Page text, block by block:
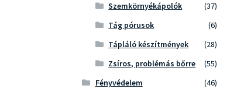
Szemkörnyékápolók
(37)
Tág pórusok
(6)
Tápláló készítmények
(28)
Zsíros, problémás bőrre
(55)
Fényvédelem
(46)